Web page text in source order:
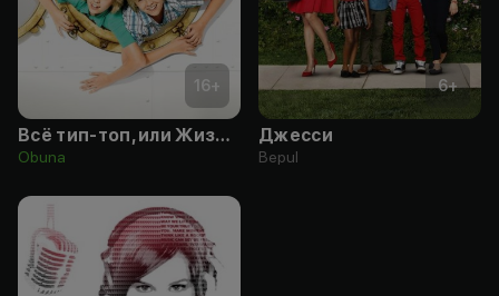
16+
Всё тип-топ, или Жизнь на палубе
Obuna
6+
Джесси
Bepul